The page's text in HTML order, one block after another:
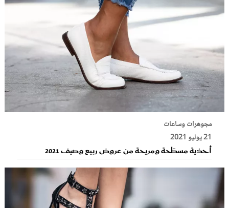
مجوهرات وساعات
21 يوليو 2021
أحذية مسطّحة ومريحة من عروض ربيع وصيف 2021